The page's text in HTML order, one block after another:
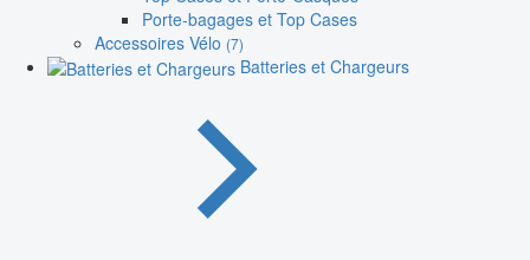
Porte-bagages et Top Cases
Accessoires Vélo (7)
Batteries et Chargeurs